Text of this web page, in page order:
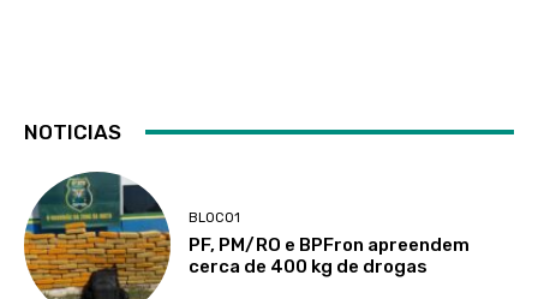
NOTICIAS
BLOCO1
PF, PM/RO e BPFron apreendem
cerca de 400 kg de drogas